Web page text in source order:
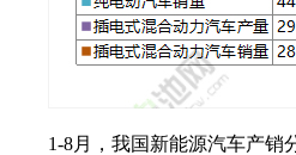
1-8月，我国新能源汽车产销